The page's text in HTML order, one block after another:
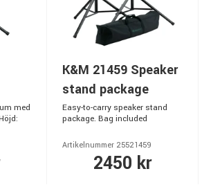
med
K&M 21459 Speaker
stand package
Easy-to-carry speaker stand
package. Bag included
Artikelnummer 25521459
2450 kr